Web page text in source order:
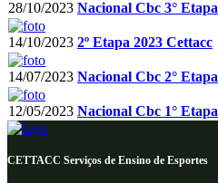
28/10/2023 Nacional Cbc 3° Etapa
14/10/2023 2º Etapa 2023 Cettacc
14/07/2023 Nacional Cbc 2° Etapa
12/05/2023 Nacional Cbc 1° Etapa
CETTACC Serviços de Ensino de Esportes